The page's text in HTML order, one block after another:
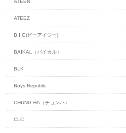
ATEEN
ATEEZ
B.I.G(ビーアイジー)
BAIKAL（バイカル）
BLK
Boys Republic
CHUNG HA（チョンハ）
CLC